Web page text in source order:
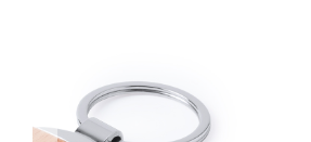
Navidad 🎄 Invierno